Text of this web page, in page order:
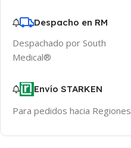
Despacho en RM
Despachado por South
Medical®
Envío STARKEN
Para pedidos hacia Regiones